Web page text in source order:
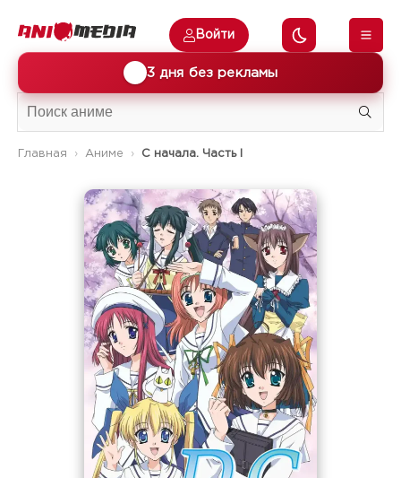
3 дня без рекламы
Войти
Главная Аниме С начала. Часть I